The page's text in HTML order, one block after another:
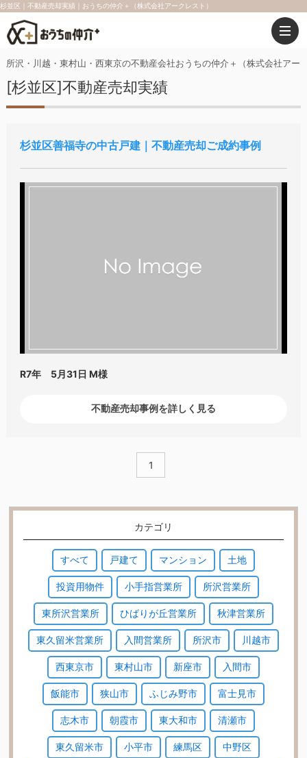
杉並区｜不動産売却実績｜おうちの仲介＋（株式会社アークレスト）
所沢・川越・東村山・西東京の不動産会社おうちの仲介＋（株式会社アー
[杉並区]不動産売却実績
杉並区善福寺の中古戸建｜不動産売却ご成約事例
R7年 5月31日 M様
不動産売却事例を詳しく見る
1
カテゴリ
すべて 戸建て マンション 土地
投資用物件 小手指営業所 所沢営業所
東所沢営業所 ひばりが丘営業所 秋津営業所
東久留米営業所 入間営業所 所沢市 川越市
西東京市 東村山市 新座市 入間市
飯能市 狭山市 ふじみ野市 富士見市
志木市 朝霞市 東大和市 清瀬市
東久留米市 小平市 練馬区 中野区